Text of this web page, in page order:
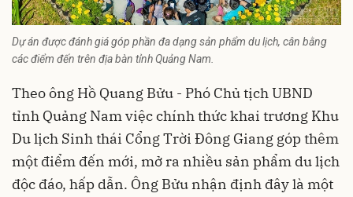
Dự án được đánh giá góp phần đa dạng sản phẩm du lịch, cân bằng
các điểm đến trên địa bàn tỉnh Quảng Nam.
Theo ông Hồ Quang Bửu - Phó Chủ tịch UBND
tỉnh Quảng Nam việc chính thức khai trương Khu
Du lịch Sinh thái Cổng Trời Đông Giang góp thêm
một điểm đến mới, mở ra nhiều sản phẩm du lịch
độc đáo, hấp dẫn. Ông Bửu nhận định đây là một